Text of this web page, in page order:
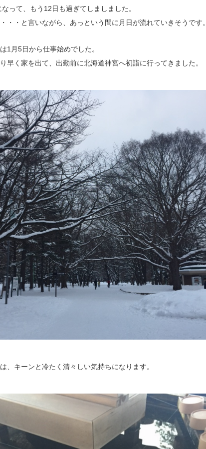
って、もう12日も過ぎてしましました。
・・と言いながら、あっという間に月日が流れていきそうです。
1月5日から仕事始めでした。
早く家を出て、出勤前に北海道神宮へ初詣に行ってきました。
、キーンと冷たく清々しい気持ちになります。